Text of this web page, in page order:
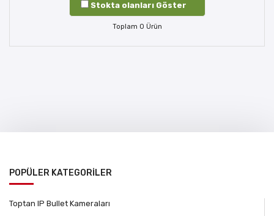
Stokta olanları Göster
Toplam 0 Ürün
POPÜLER KATEGORİLER
Toptan IP Bullet Kameraları